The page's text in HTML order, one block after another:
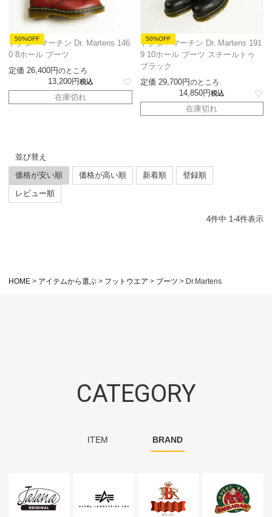
50%OFF
ドクターマーチン Dr. Martens 146
0 8ホール ブーツ
定価 26,400 のところ
13,200 税込
在庫切れ
50%OFF
ドクターマーチン Dr. Martens 191
9 10ホール ブーツ スチールトゥ
ブラック
定価 29,700 のところ
14,850 税込
在庫切れ
並び替え
価格が安い順
価格が高い順 新着順
登録順
レビュー順
4件中 1 -4件表示
HOME アイテムから選ぶ フットウエア ブーツ Dr.Martens
CATEGORY
ITEM BRAND